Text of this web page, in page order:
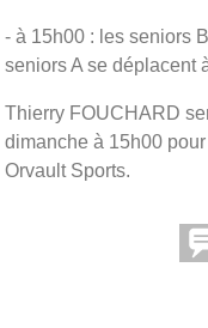
- à 15h00 : les seniors
seniors A se déplacent
Thierry FOUCHARD
dimanche à 15h00
Orvault Sports.